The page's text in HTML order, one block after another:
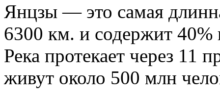
Янцзы — это самая
6300 км. и содержит 40%
Река протекает через 11
живут около 500 млн